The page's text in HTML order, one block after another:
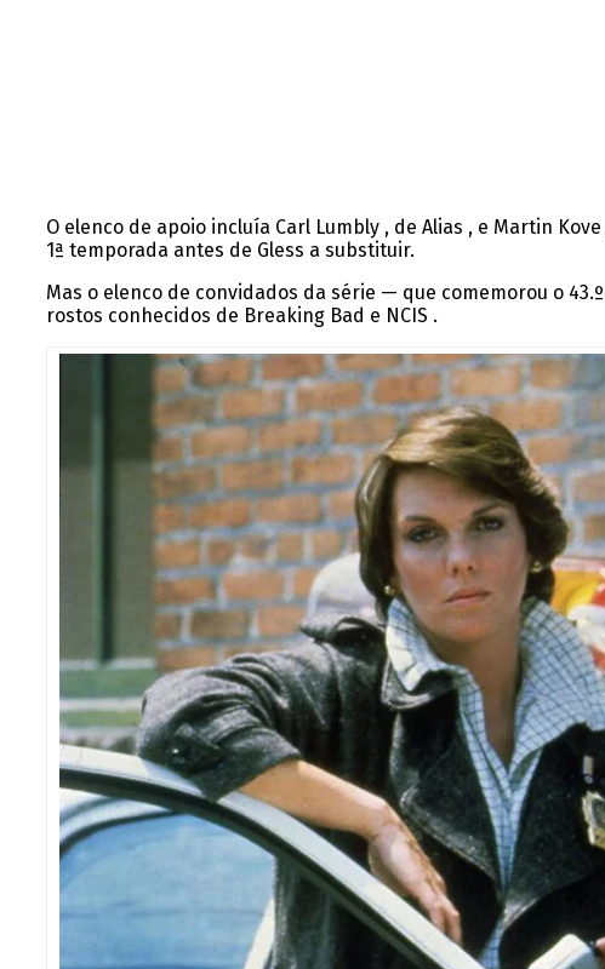
O elenco de apoio incluía Carl Lumbly , de Alias , e Martin
1ª temporada antes de Gless a substituir.
Mas o elenco de convidados da série — que comemorou o
rostos conhecidos de Breaking Bad e NCIS .